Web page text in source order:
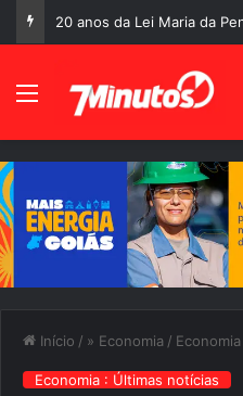
Menu
Início / » Economia /
Economia : Últimas notícias